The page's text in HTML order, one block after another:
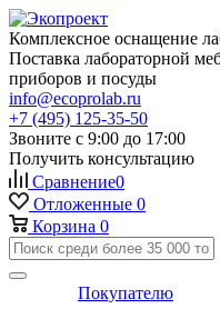
Комплексное оснащение
Поставка лабораторной
приборов и посуды
info@ecoprolab.ru
+7 (495) 125-35-50
Звоните с 9:00 до 17:00
Получить консультацию
Сравнение0
Отложенные 0
Корзина 0
Покупателю